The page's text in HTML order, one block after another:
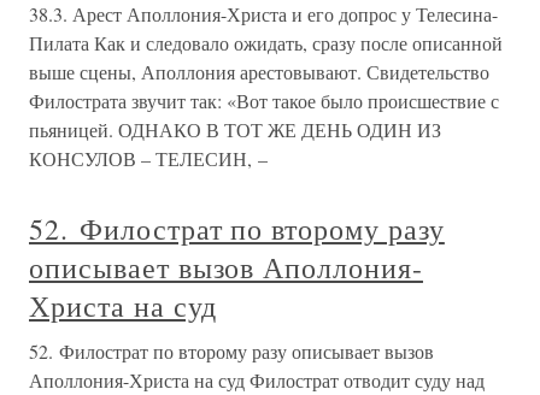
38.3. Арест Аполлония-Христа и его допрос у Телесина-
Пилата Как и следовало ожидать, сразу после описанной
выше сцены, Аполлония арестовывают. Свидетельство
Филострата звучит так: «Вот такое было происшествие с
пьяницей. ОДНАКО В ТОТ ЖЕ ДЕНЬ ОДИН ИЗ
КОНСУЛОВ – ТЕЛЕСИН, –
52. Филострат по второму разу
описывает вызов Аполлония-
Христа на суд
52. Филострат по второму разу описывает вызов
Аполлония-Христа на суд Филострат отводит суду над